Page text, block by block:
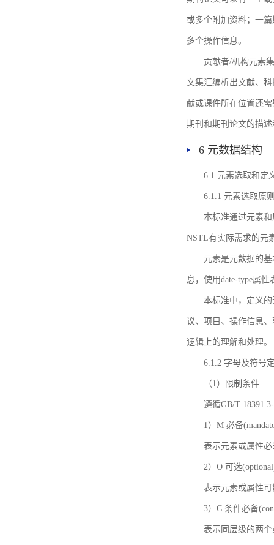
或多个附加资料；一
多个操作信息。
贡献者/机构元素
文集汇编析出文献、
献或课件所在位置还
期刊和期刊论文的描
6 元数据结构
6.1 元素选取和定
6.1.1 元素选取原
本标准通过元素
NSTL有实际需求的元
元素是元数据的
息，使用date-type属
本标准中，定义
议、项目、操作信息
逻辑上的理解和处理。
6.1.2 字母及符号
（1）限制条件
遵循GB/T
1）M 必备
表示元素或属性
2）O 可选
表示元素或属性
3）C 条件必备
表示同层级的两